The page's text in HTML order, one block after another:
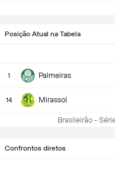
Posição Atual na Tabela
1 Palmeiras
14 Mirassol
Brasileirão -
Confrontos diretos